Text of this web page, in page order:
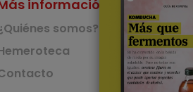
información
somos?
App de